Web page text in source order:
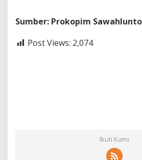
Sumber: Prokopim Sawahlunto
Post Views: 2,074
Ikuti Kami